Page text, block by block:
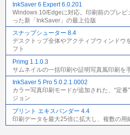
InkSaver 6 Expert 6.0.201
Windows 10/Edgeに対応。印刷前のプレビ
った新「InkSaver」の最上位版
スナップシューター 8.4
デスクトップ全体やアクティブウィンドウ
フト
Primg 1.1.0.3
サムネイルの一括印刷や証明写真風印刷を
InkSaver 5 Pro 5.0.2.1.0002
カラー写真印刷モードが追加された、“定
ジョン
プリント エキスパンダー 4.4
印刷データを最大25倍に拡大し、複数の用